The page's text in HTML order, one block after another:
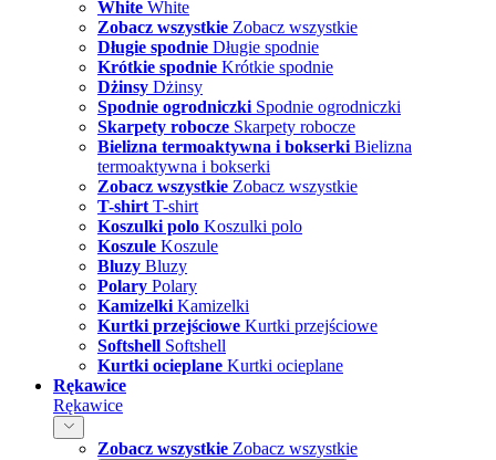
White White
Zobacz wszystkie Zobacz wszystkie
Długie spodnie Długie spodnie
Krótkie spodnie Krótkie spodnie
Dżinsy Dżinsy
Spodnie ogrodniczki Spodnie ogrodniczki
Skarpety robocze Skarpety robocze
Bielizna termoaktywna i bokserki Bielizna
termoaktywna i bokserki
Zobacz wszystkie Zobacz wszystkie
T-shirt T-shirt
Koszulki polo Koszulki polo
Koszule Koszule
Bluzy Bluzy
Polary Polary
Kamizelki Kamizelki
Kurtki przejściowe Kurtki przejściowe
Softshell Softshell
Kurtki ocieplane Kurtki ocieplane
Rękawice
Rękawice
Zobacz wszystkie Zobacz wszystkie